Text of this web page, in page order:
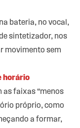
bateria, no vocal,
sintetizador, nos
movimento sem
horário
as faixas “menos
próprio, como
a formar,